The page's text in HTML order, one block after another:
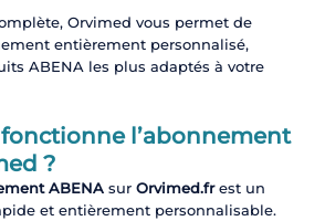
Orvimed vous permet de
entièrement personnalisé,
ABENA les plus adaptés à votre
fonctionne l’abonnement
?
ABENAsur Orvimed.frest un
et entièrement personnalisable.